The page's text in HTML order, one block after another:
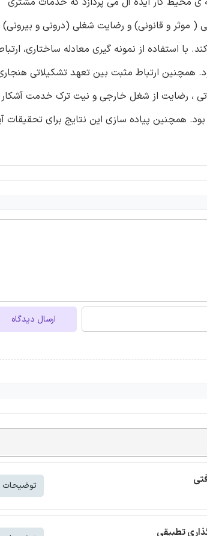
( موثر و قانونی) و رضایت شغلی (درونی و بیرونی)
با استفاده از نمونه گیری معادله ساختاری،
همچنین ارتباط مثبت بین تعهد تشکیلاتی
، رضایت از شغل خارجی و نیت ترک خدمت آشکار
پیاده سازی این نتایج برای تحقیقات
ارسال دیدگاه
توضیحات